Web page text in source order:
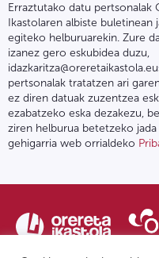
Erraztutako datu pertsonalak
Ikastolaren albiste
egiteko helburuarekin. Zure
izanez gero eskubidea duzu,
pertsonalak tratatzen ari
ez diren datuak zuzentzea
ezabatzeko eska dezakezu,
ziren helburua betetzeko
gehigarria web orrialdeko